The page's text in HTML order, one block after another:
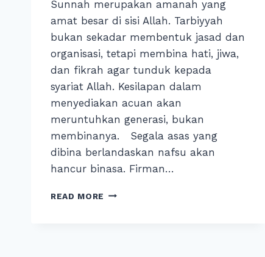
Sunnah merupakan amanah yang
amat besar di sisi Allah. Tarbiyyah
bukan sekadar membentuk jasad dan
organisasi, tetapi membina hati, jiwa,
dan fikrah agar tunduk kepada
syariat Allah. Kesilapan dalam
menyediakan acuan akan
meruntuhkan generasi, bukan
membinanya. Segala asas yang
dibina berlandaskan nafsu akan
hancur binasa. Firman…
READ MORE